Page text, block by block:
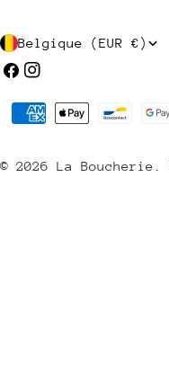
P
a
/
Belgique (EUR €)
Facebook
Instagram
© 2026 La Boucherie
Méthodes
payement